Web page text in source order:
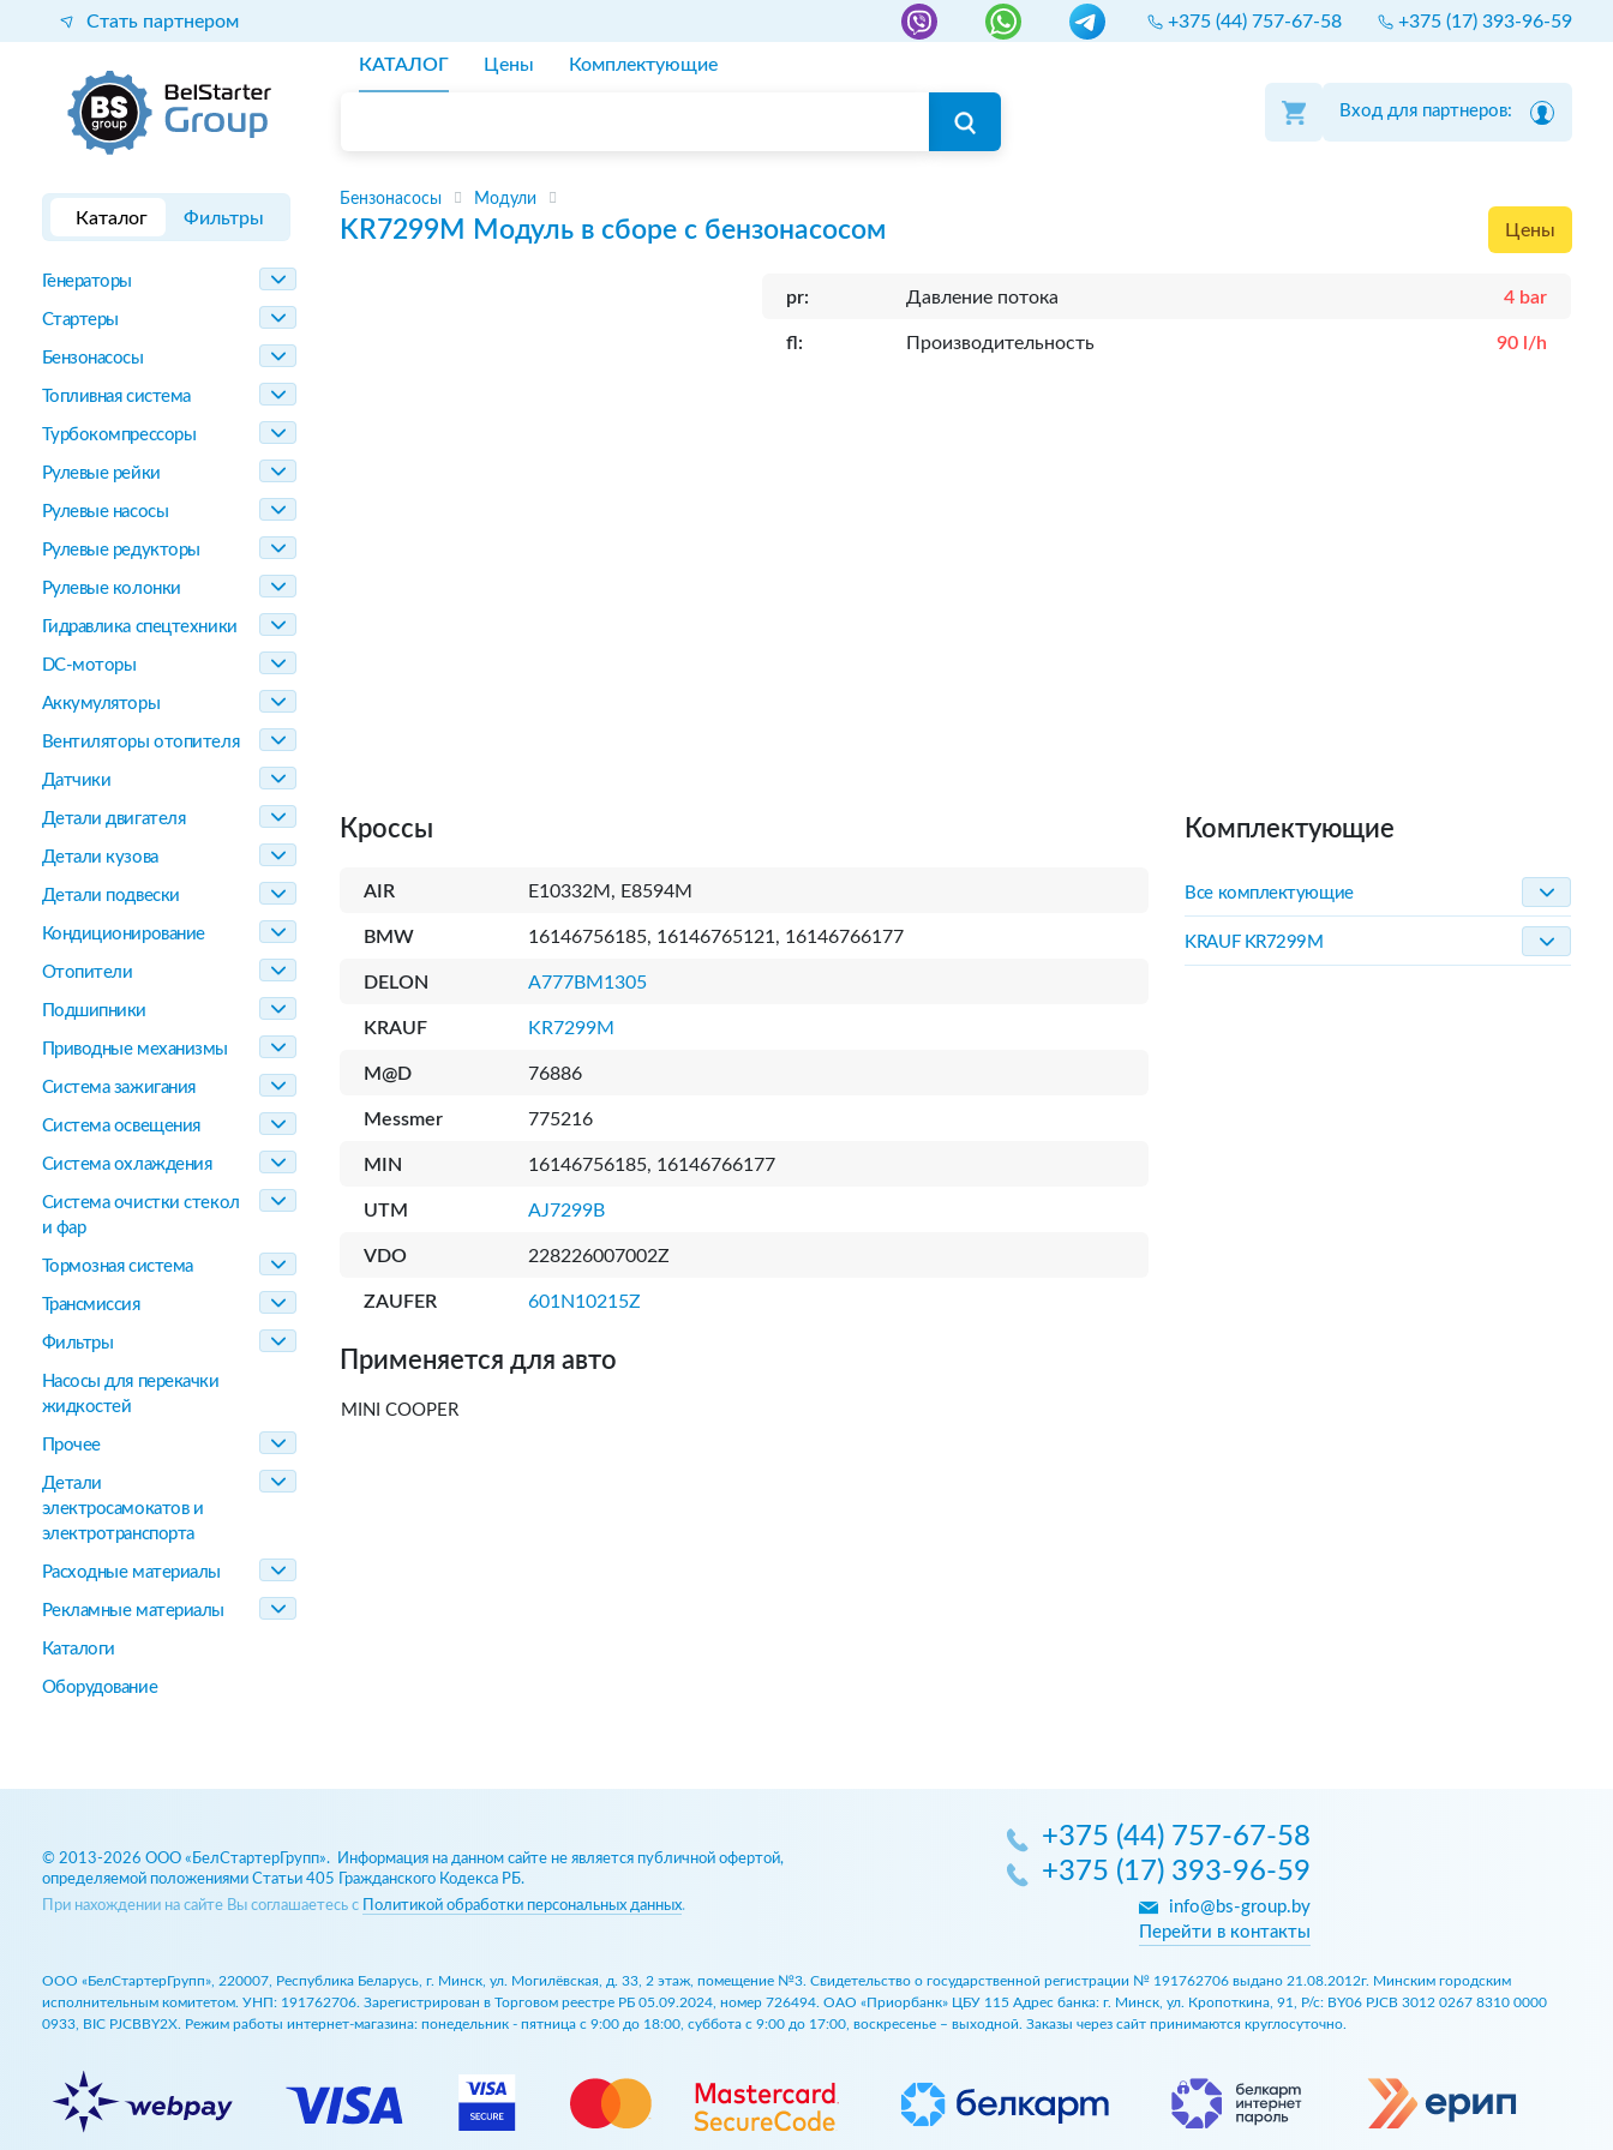
Стать партнером +375 (44) 757-67-58 +375 (17) 393-96-59
КАТАЛОГ Цены Комплектующие
Вход для партнеров:
Каталог Фильтры
Генераторы
Стартеры
Бензонасосы
Топливная система
Турбокомпрессоры
Рулевые рейки
Рулевые насосы
Рулевые редукторы
Рулевые колонки
Гидравлика спецтехники
DC-моторы
Аккумуляторы
Вентиляторы отопителя
Датчики
Детали двигателя
Детали кузова
Детали подвески
Кондиционирование
Отопители
Подшипники
Приводные механизмы
Система зажигания
Система освещения
Система охлаждения
Система очистки стекол
и фар
Тормозная система
Трансмиссия
Фильтры
Насосы для перекачки
жидкостей
Прочее
Детали
электросамокатов и
электротранспорта
Расходные материалы
Рекламные материалы
Каталоги
Оборудование
Бензонасосы Модули
KR7299M Модуль в сборе с бензонасосом Цены
pr: Давление потока 4 bar
fl: Производительность 90 l/h
Кроссы
AIR E10332M, E8594M
BMW 16146756185, 16146765121, 16146766177
DELON A777BM1305
KRAUF KR7299M
M@D 76886
Messmer 775216
MIN 16146756185, 16146766177
UTM AJ7299B
VDO 228226007002Z
ZAUFER 601N10215Z
Применяется для авто
MINI COOPER
Комплектующие
Все комплектующие
KRAUF KR7299M
© 2013-2026 ООО «БелСтартерГрупп». Информация на данном сайте не является публичной офертой,
определяемой положениями Статьи 405 Гражданского Кодекса РБ.
При нахождении на сайте Вы соглашаетесь с
Политикой обработки персональных данных.
+375 (44) 757-67-58
+375 (17) 393-96-59
info@bs-group.by
Перейти в контакты
ООО «БелСтартерГрупп», 220007, Республика Беларусь, г. Минск, ул. Могилёвская, д. 33, 2 этаж, помещение №3. Свидетельство о государственной регистрации № 191762706 выдано 21.08.2012г. Минским городским
исполнительным комитетом. УНП: 191762706. Зарегистрирован в Торговом реестре РБ 05.09.2024, номер 726494. ОАО «Приорбанк» ЦБУ 115 Адрес банка: г. Минск, ул. Кропоткина, 91, Р/с: BY06 PJCB 3012 0267 8310 0000
0933, BIC PJCBBY2X. Режим работы интернет-магазина: понедельник - пятница с 9:00 до 18:00, суббота с 9:00 до 17:00, воскресенье – выходной. Заказы через сайт принимаются круглосуточно.